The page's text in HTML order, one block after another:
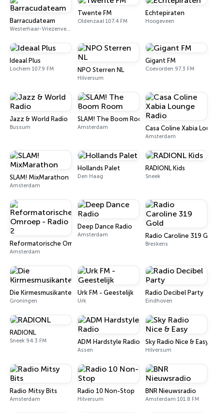
Barracudateam
Westerhaar-Vriezenveensewijk
Twente FM
Oldenzaal 107.4 FM
Echtepiraten
Hoogeveen
Ideaal Plus
Lochem 107.9 FM NPO Sterren NL
Hilversum
Gigant FM
Coevorden 97.3 FM
Jazz & World Radio
Bussum
SLAM! The Boom Room
Amsterdam Casa Coline Xabia
Amsterdam
SLAM! MixMarathon
Amsterdam
Hollands Palet
Den Haag
RADIONL Kids
Sneek
Reformatorische Omroep - Radio 2
Amsterdam
Deep Dance Radio
Amsterdam Radio Caroline 319 Gold
Breskens
Die Kirmesmusikanten
Groningen
Urk FM - Geestelijk
Urk
Radio Decibel Party
Eindhoven
RADIONL
Sneek 94.3 FM ADM Hardstyle Radio
Assen
Sky Radio Nice & Easy
Hilversum
Radio Mitsy Bits
Amsterdam
Radio 10 Non-Stop
Hilversum
BNR Nieuwsradio
Amsterdam 101.8 FM